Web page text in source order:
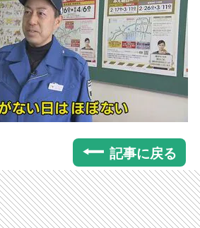
記事に戻る